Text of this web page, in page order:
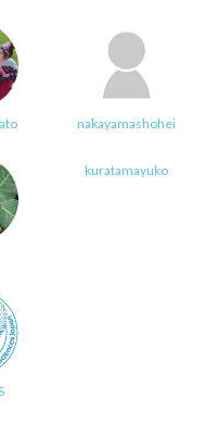
nakayamashohei
kuratamayuko